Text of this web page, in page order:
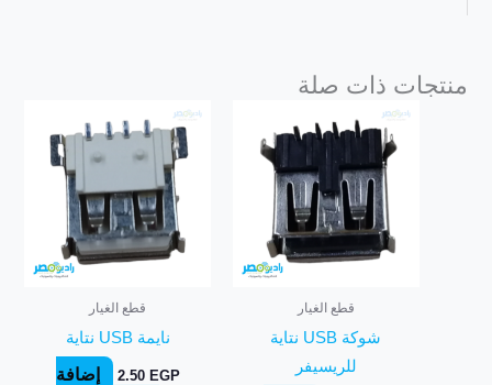
منتجات ذات صلة
قطع الغيار
شوكة USB نتاية
للريسيفر
قطع الغيار
نايمة USB نتاية
2.50 EGP
إضافة